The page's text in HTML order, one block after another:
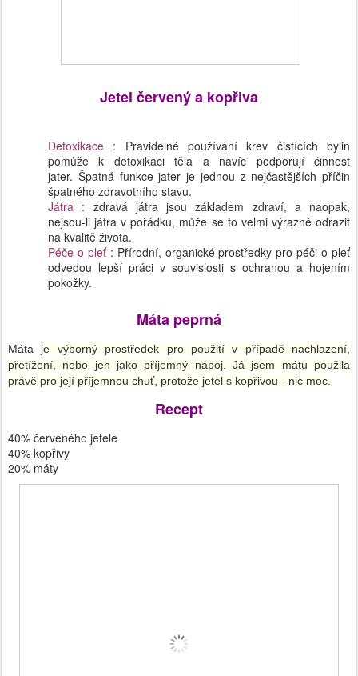
Jetel červený a kopřiva
Detoxikace : Pravidelné používání krev čistících bylin
pomůže k detoxikaci těla a navíc podporují činnost
jater. Špatná funkce jater je jednou z nejčastějších příčin
špatného zdravotního stavu.
Játra : zdravá játra jsou základem zdraví, a naopak,
nejsou-li játra v pořádku, může se to velmi výrazně odrazit
na kvalitě života.
Péče o pleť: Přírodní, organické prostředky pro péči o pleť
odvedou lepší práci v souvislosti s ochranou a hojením
pokožky.
Máta peprná
Máta je výborný prostředek pro použití v případě nachlazení,
přetížení, nebo jen jako příjemný nápoj. Já jsem mátu použila
právě pro její příjemnou chuť, protože jetel s kopřivou - nic moc.
Recept
40% červeného jetele
40% kopřivy
20% máty